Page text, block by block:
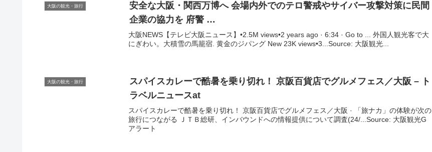
大阪の観光・旅行 安全な大阪 ・関西万博へ 会場内外でのテロ警戒やサイバー攻撃対策に民間
企業の協力を 府警 …
大阪NEWS【テレビ大阪ニュース】•2.5M views•2 years ago · 6:34 · Go to ... 外国人観光客で大
にぎわい。大積雪の馬籠宿. 黄金のジパング New 23K views•3...Source: 大阪観光...
大阪の観光・旅行 スパイスカレーで酷暑を乗り切れ！ 京阪百貨店でグルメフェス／大阪 – ト
ラベルニュースat
スパイスカレーで酷暑を乗り切れ！ 京阪百貨店でグルメフェス／大阪 · 「旅ナカ」の体験が次の
旅行につながる ＪＴＢ総研、インバウンドへの情報提供について調査(24/...Source: 大阪観光G
アラート